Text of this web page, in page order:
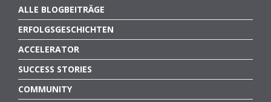
ALLE BLOGBEITRÄGE
ERFOLGSGESCHICHTEN
ACCELERATOR
SUCCESS STORIES
COMMUNITY